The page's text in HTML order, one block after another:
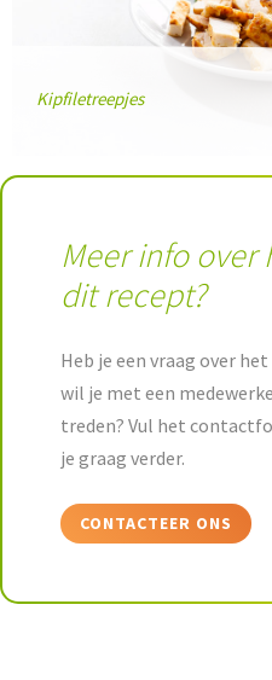
Kipfiletreepjes
Meer info
dit recept?
Heb je een vraag over
wil je met een
treden? Vul het
je graag verder.
CONTACTEER ONS